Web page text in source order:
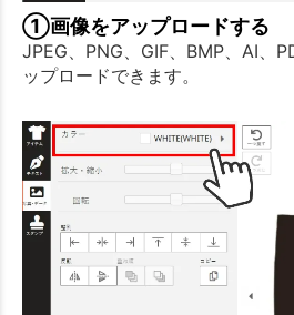
①画像をアップロードする
JPEG、PNG、GIF、BMP、AI、
ップロードできます。